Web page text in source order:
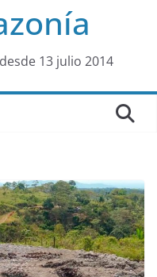
13 julio 2014